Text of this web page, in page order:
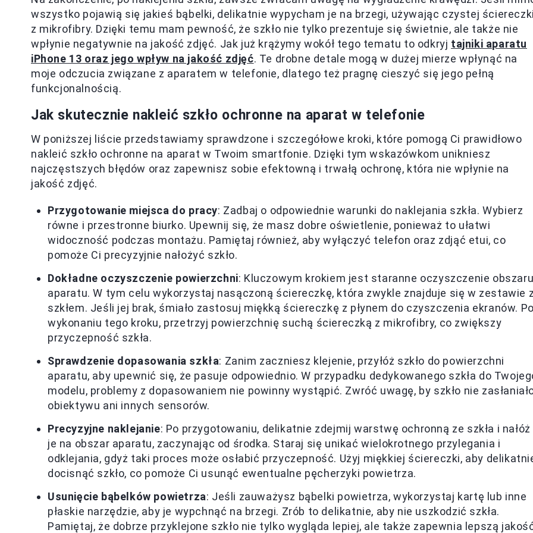
wszystko pojawią się jakieś bąbelki, delikatnie wypycham je na brzegi, używając czystej
z mikrofibry. Dzięki temu mam pewność, że szkło nie tylko prezentuje się świetnie, ale także nie
wpłynie negatywnie na jakość zdjęć. Jak już krążymy wokół tego tematu to odkryj tajniki aparatu
iPhone 13 oraz jego wpływ na jakość zdjęć. Te drobne detale mogą w dużej mierze wpłynąć na
moje odczucia związane z aparatem w telefonie, dlatego też pragnę cieszyć się jego pełną
funkcjonalnością.
Jak skutecznie nakleić szkło ochronne na aparat w telefonie
W poniższej liście przedstawiamy sprawdzone i szczegółowe kroki, które pomogą Ci prawidłowo
nakleić szkło ochronne na aparat w Twoim smartfonie. Dzięki tym wskazówkom unikniesz
najczęstszych błędów oraz zapewnisz sobie efektowną i trwałą ochronę, która nie wpłynie na
jakość zdjęć.
Przygotowanie miejsca do pracy: Zadbaj o odpowiednie warunki do naklejania szkła. Wybierz
równe i przestronne biurko. Upewnij się, że masz dobre oświetlenie, ponieważ to ułatwi
widoczność podczas montażu. Pamiętaj również, aby wyłączyć telefon oraz zdjąć etui, co
pomoże Ci precyzyjnie nałożyć szkło.
Dokładne oczyszczenie powierzchni: Kluczowym krokiem jest staranne oczyszczenie
aparatu. W tym celu wykorzystaj nasączoną ściereczkę, która zwykle znajduje się w zestawie
szkłem. Jeśli jej brak, śmiało zastosuj miękką ściereczkę z płynem do czyszczenia ekranów.
wykonaniu tego kroku, przetrzyj powierzchnię suchą ściereczką z mikrofibry, co zwiększy
przyczepność szkła.
Sprawdzenie dopasowania szkła: Zanim zaczniesz klejenie, przyłóż szkło do powierzchni
aparatu, aby upewnić się, że pasuje odpowiednio. W przypadku dedykowanego szkła do
modelu, problemy z dopasowaniem nie powinny wystąpić. Zwróć uwagę, by szkło nie
obiektywu ani innych sensorów.
Precyzyjne naklejanie: Po przygotowaniu, delikatnie zdejmij warstwę ochronną ze szkła i nałóż
je na obszar aparatu, zaczynając od środka. Staraj się unikać wielokrotnego przylegania i
odklejania, gdyż taki proces może osłabić przyczepność. Użyj miękkiej ściereczki, aby
docisnąć szkło, co pomoże Ci usunąć ewentualne pęcherzyki powietrza.
Usunięcie bąbelków powietrza: Jeśli zauważysz bąbelki powietrza, wykorzystaj kartę lub inne
płaskie narzędzie, aby je wypchnąć na brzegi. Zrób to delikatnie, aby nie uszkodzić szkła.
Pamiętaj, że dobrze przyklejone szkło nie tylko wygląda lepiej, ale także zapewnia lepszą